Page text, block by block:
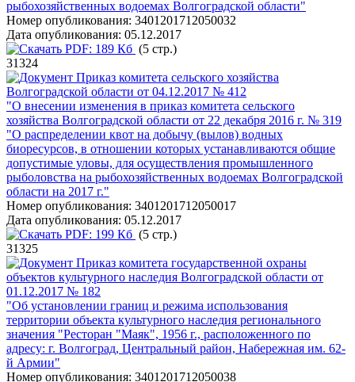
рыбохозяйственных водоемах Волгоградской области"
Номер опубликования: 3401201712050032
Дата опубликования: 05.12.2017
PDF: 189 Кб (5 стр.)
31324
Приказ комитета сельского хозяйства
Волгоградской области от 04.12.2017 № 412
"О внесении изменения в приказ комитета сельского
хозяйства Волгоградской области от 22 декабря 2016 г. № 319
"О распределении квот на добычу (вылов) водных
биоресурсов, в отношении которых устанавливаются общие
допустимые уловы, для осуществления промышленного
рыболовства на рыбохозяйственных водоемах Волгоградской
области на 2017 г."
Номер опубликования: 3401201712050017
Дата опубликования: 05.12.2017
PDF: 199 Кб (5 стр.)
31325
Приказ комитета государственной охраны
объектов культурного наследия Волгоградской области от
01.12.2017 № 182
"Об установлении границ и режима использования
территории объекта культурного наследия регионального
значения "Ресторан "Маяк", 1956 г., расположенного по
адресу: г. Волгоград, Центральный район, Набережная им. 62-
й Армии"
Номер опубликования: 3401201712050038